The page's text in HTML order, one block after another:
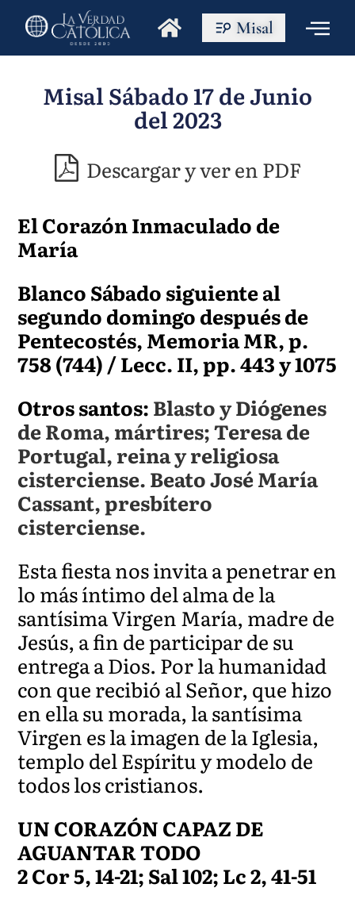
Misal
Misal Sábado 17 de Junio
del 2023
Descargar y ver en PDF
El Corazón Inmaculado de
María
Blanco Sábado siguiente al
segundo domingo después de
Pentecostés, Memoria MR, p.
758 (744) / Lecc. II, pp. 443 y 1075
Otros santos:Blasto y Diógenes
de Roma, mártires; Teresa de
Portugal, reina y religiosa
cisterciense. Beato José María
Cassant, presbítero
cisterciense.
Esta fiesta nos invita a penetrar en
lo más íntimo del alma de la
santísima Virgen María, madre de
Jesús, a fin de participar de su
entrega a Dios. Por la humanidad
con que recibió al Señor, que hizo
en ella su morada, la santísima
Virgen es la imagen de la Iglesia,
templo del Espíritu y modelo de
todos los cristianos.
UN CORAZÓN CAPAZ DE
AGUANTAR TODO
2 Cor 5, 14-21; Sal 102; Lc 2, 41-51